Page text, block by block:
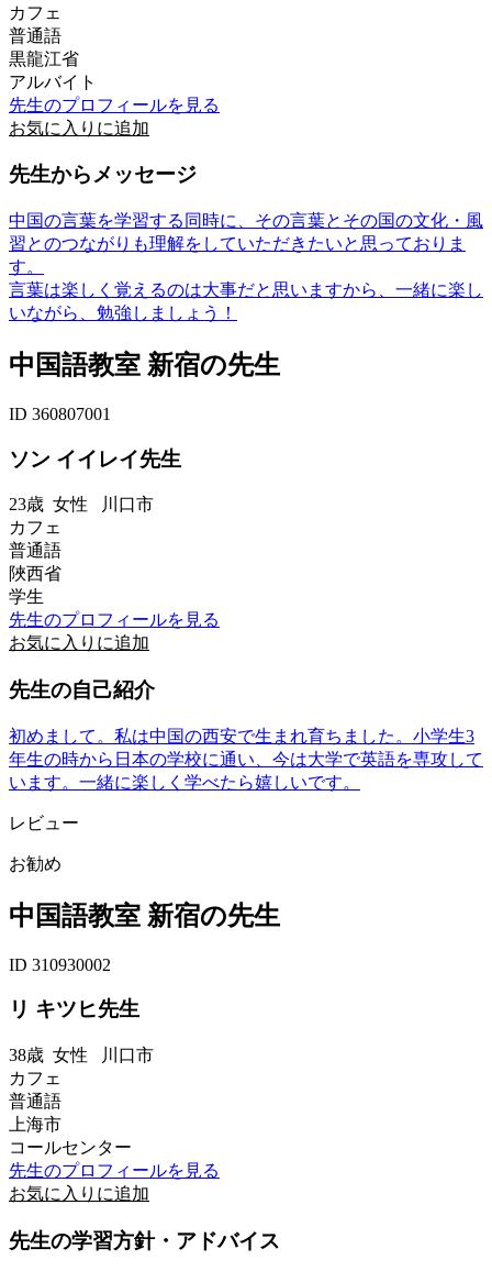
カフェ
普通語
黒龍江省
アルバイト
先生のプロフィールを見る
お気に入りに追加
先生からメッセージ
中国の言葉を学習する同時に、その言葉とその国の文化・風
習とのつながりも理解をしていただきたいと思っておりま
す。
言葉は楽しく覚えるのは大事だと思いますから、一緒に楽し
いながら、勉強しましょう！
中国語教室 新宿の先生
ID 360807001
ソン イイレイ先生
23歳 女性 川口市
カフェ
普通語
陜西省
学生
先生のプロフィールを見る
お気に入りに追加
先生の自己紹介
初めまして。私は中国の西安で生まれ育ちました。小学生3
年生の時から日本の学校に通い、今は大学で英語を専攻して
います。一緒に楽しく学べたら嬉しいです。
レビュー
お勧め
中国語教室 新宿の先生
ID 310930002
リ キツヒ先生
38歳 女性 川口市
カフェ
普通語
上海市
コールセンター
先生のプロフィールを見る
お気に入りに追加
先生の学習方針・アドバイス